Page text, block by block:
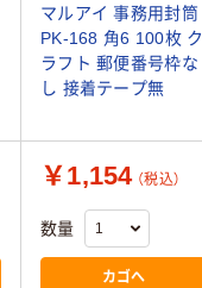
マルアイ 事務用封筒
PK-168 角6 100枚 ク
ラフト 郵便番号枠な
し 接着テープ無
￥1,154 （税込）
数量
カゴへ